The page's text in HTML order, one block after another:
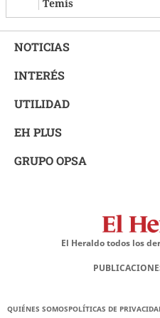
Temis
NOTICIAS
INTERÉS
UTILIDAD
EH PLUS
GRUPO OPSA
El Heraldo todos los
QUIÉNES SOMOSPOLÍTICAS DE